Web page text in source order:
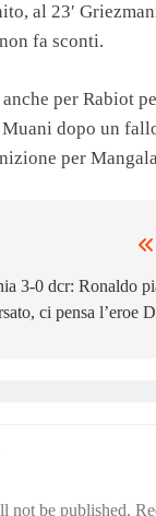
al 23′
fa sconti.
per Rabiot
dopo un
per
3-0 dcr: Ronaldo
ci pensa l’eroe
not be published.